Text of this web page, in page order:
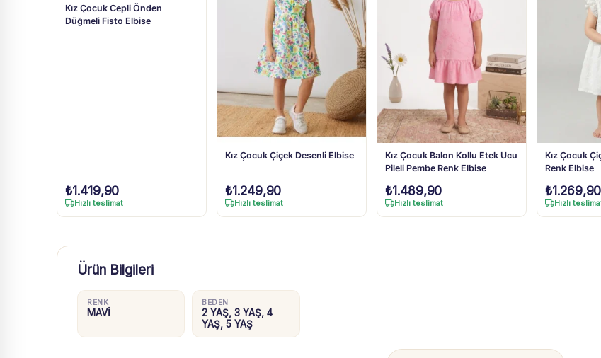
Kız Çocuk Cepli Önden
Düğmeli Fisto Elbise
₺1.419,90
Hızlı teslimat
Kız Çocuk Çiçek Desenli Elbise
₺1.249,90
Hızlı teslimat
Kız Çocuk Balon Kollu Etek Ucu
Pileli Pembe Renk Elbise
₺1.489,90
Hızlı teslimat
Kız Çocuk
Renk Elbise
₺1.269,90
Hızlı
Ürün Bilgileri
RENK
MAVİ
BEDEN
2 YAŞ, 3 YAŞ, 4
YAŞ, 5 YAŞ